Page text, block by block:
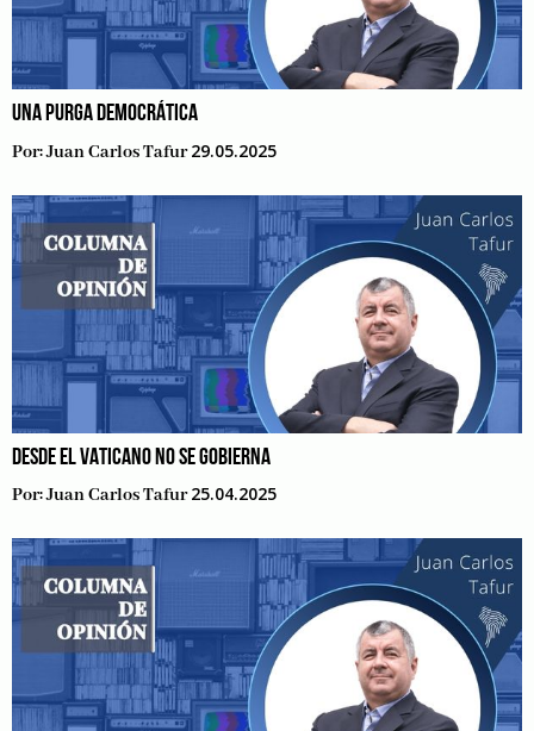
UNA PURGA DEMOCRÁTICA
Por:Juan Carlos Tafur 29.05.2025
DESDE EL VATICANO NO SE GOBIERNA
Por:Juan Carlos Tafur 25.04.2025